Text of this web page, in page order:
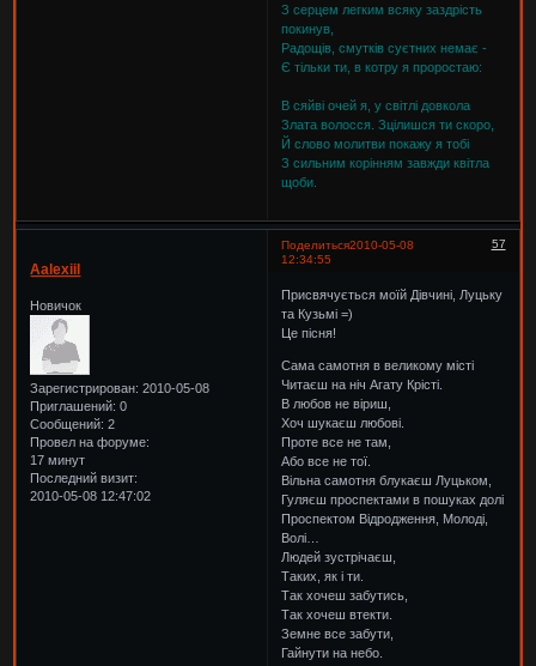
З серцем легким всяку заздрiсть
покинув,
Радощiв, смуткiв суєтних немає -
Є тiльки ти, в котру я проростаю:
В сяйвi очей я, у свiтлi довкола
Злата волосся. Зцiлишся ти скоро,
Й слово молитви покажу я тобi
З сильним корiнням завжди квiтла
щоби.
Поделиться 57
2010-05-08
12:34:55
Aalexiil
Новичок
Зарегистрирован: 2010-05-08
Приглашений: 0
Сообщений: 2
Провел на форуме:
17 минут
Последний визит:
2010-05-08 12:47:02
Присвячується моїй Дівчині, Луцьку
та Кузьмі =)
Це пісня!
Сама самотня в великому місті
Читаєш на ніч Агату Крісті.
В любов не віриш,
Хоч шукаєш любові.
Проте все не там,
Або все не тої.
Вільна самотня блукаєш Луцьком,
Гуляєш проспектами в пошуках долі
Проспектом Відродження, Молоді,
Волі…
Людей зустрічаєш,
Таких, як і ти.
Так хочеш забутись,
Так хочеш втекти.
Земне все забути,
Гайнути на небо.